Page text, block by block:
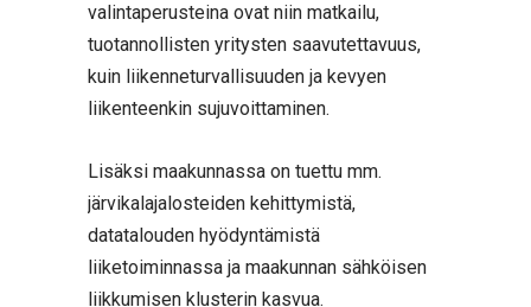
valintaperusteina ovat niin matkailu,
tuotannollisten yritysten saavutettavuus,
kuin liikenneturvallisuuden ja kevyen
liikenteenkin sujuvoittaminen.
Lisäksi maakunnassa on tuettu mm.
järvikalajalosteiden kehittymistä,
datatalouden hyödyntämistä
liiketoiminnassa ja maakunnan sähköisen
liikkumisen klusterin kasvua.